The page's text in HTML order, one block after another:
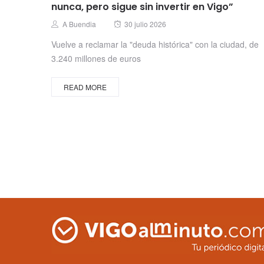
nunca, pero sigue sin invertir en Vigo”
Author
A Buendia
Posted
30 julio 2026
Vuelve a reclamar la "deuda histórica" con la ciudad, de
3.240 millones de euros
READ MORE